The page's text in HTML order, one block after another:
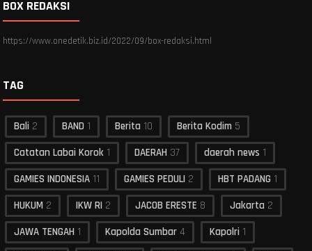
BOX REDAKSI
https://www.onedetik.biz.id/2022/09/box-redaksi.html
TAG
Bali 2 BAND 1 Berita 10 Berita Kodim 5
Catatan Labai Korok 1 DAERAH 37 daerah news 1
GAMIES INDONESIA 11 GAMIES PEDULI 2 HBT PADANG 1
HUKUM 2 IKW RI 2 JACOB ERESTE 8 Jakarta 2
JAWA TENGAH 1 Kapolda Sumbar 4 Kapolri 1